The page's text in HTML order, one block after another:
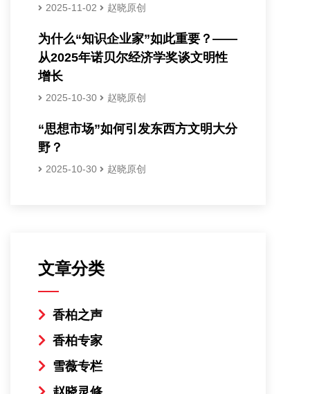
2025-11-02 赵晓原创
为什么“知识企业家”如此重要？——
从2025年诺贝尔经济学奖谈文明性
增长
2025-10-30 赵晓原创
“思想市场”如何引发东西方文明大分
野？
2025-10-30 赵晓原创
文章分类
香柏之声
香柏专家
雪薇专栏